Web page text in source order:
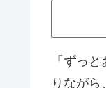
「ずっ
りながら、